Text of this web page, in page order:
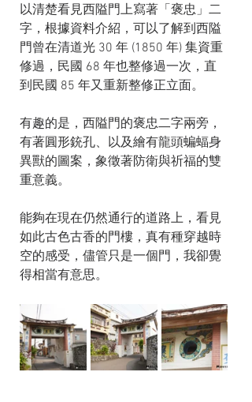
以清楚看見西隘門上寫著「褒忠」二
字，根據資料介紹，可以了解到西隘
門曾在清道光 30 年 (1850 年) 集資重
修過，民國 68 年也整修過一次，直
到民國 85 年又重新整修正立面。
有趣的是，西隘門的褒忠二字兩旁，
有著圓形銃孔、以及繪有龍頭蝙蝠身
異獸的圖案，象徵著防衛與祈福的雙
重意義。
能夠在現在仍然通行的道路上，看見
如此古色古香的門樓，真有種穿越時
空的感受，儘管只是一個門，我卻覺
得相當有意思。